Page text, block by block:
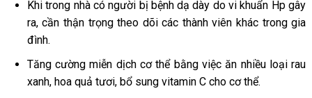
Khi trong nhà có người bị bệnh dạ dày do vi khuẩn Hp gây
ra, cần thận trọng theo dõi các thành viên khác trong gia
đình.
Tăng cường miễn dịch cơ thể bằng việc ăn nhiều loại rau
xanh, hoa quả tươi, bổ sung vitamin C cho cơ thể.